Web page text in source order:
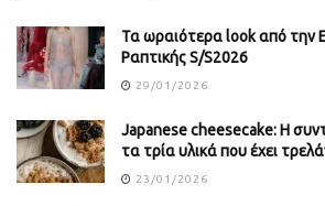
Τα ωραιότερα look από την
Ραπτικής S/S2026
29/01/2026
Japanese cheesecake: Η
τα τρία υλικά που έχει
23/01/2026